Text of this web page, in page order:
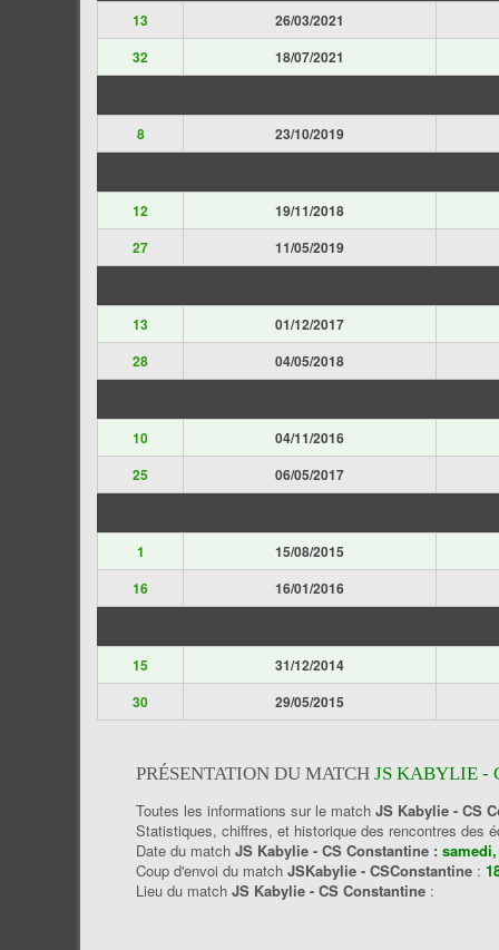
13
26/03/2021
32
18/07/2021
8 23/10/2019
12
19/11/2018
27
11/05/2019
13
01/12/2017
28
04/05/2018
10
04/11/2016
25
06/05/2017
1
15/08/2015
16
16/01/2016
15
31/12/2014
30
29/05/2015
PRÉSENTATION DU MATCH JS KABYLIE -
Toutes les informations sur le match JS Kabylie - CS
Statistiques, chiffres, et historique des rencontres des
Date du match JS Kabylie - CS Constantine :
Coup d'envoi du match JSKabylie - CSConstantine :
Lieu du match JS Kabylie - CS Constantine :